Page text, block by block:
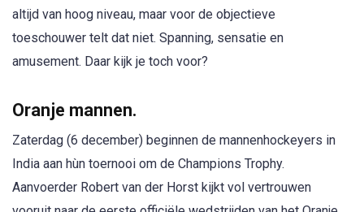
altijd van hoog niveau, maar voor de objectieve
toeschouwer telt dat niet. Spanning, sensatie en
amusement. Daar kijk je toch voor?
Oranje mannen.
Zaterdag (6 december) beginnen de mannenhockeyers in
India aan hùn toernooi om de Champions Trophy.
Aanvoerder Robert van der Horst kijkt vol vertrouwen